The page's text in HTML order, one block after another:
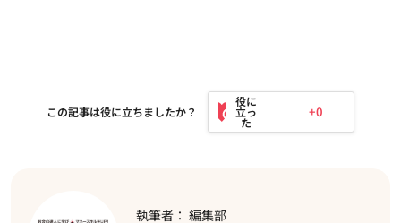
この記事は役に立ちましたか？ +0
執筆者： 編集部